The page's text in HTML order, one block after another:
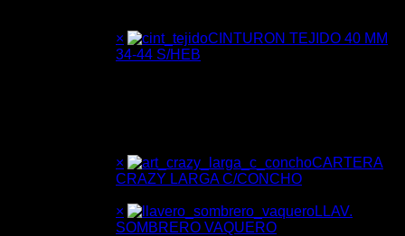
×
CINTURON TEJIDO 40 MM
34-44 S/HEB
×
CARTERA
CRAZY LARGA C/CONCHO
×
LLAV.
SOMBRERO VAQUERO